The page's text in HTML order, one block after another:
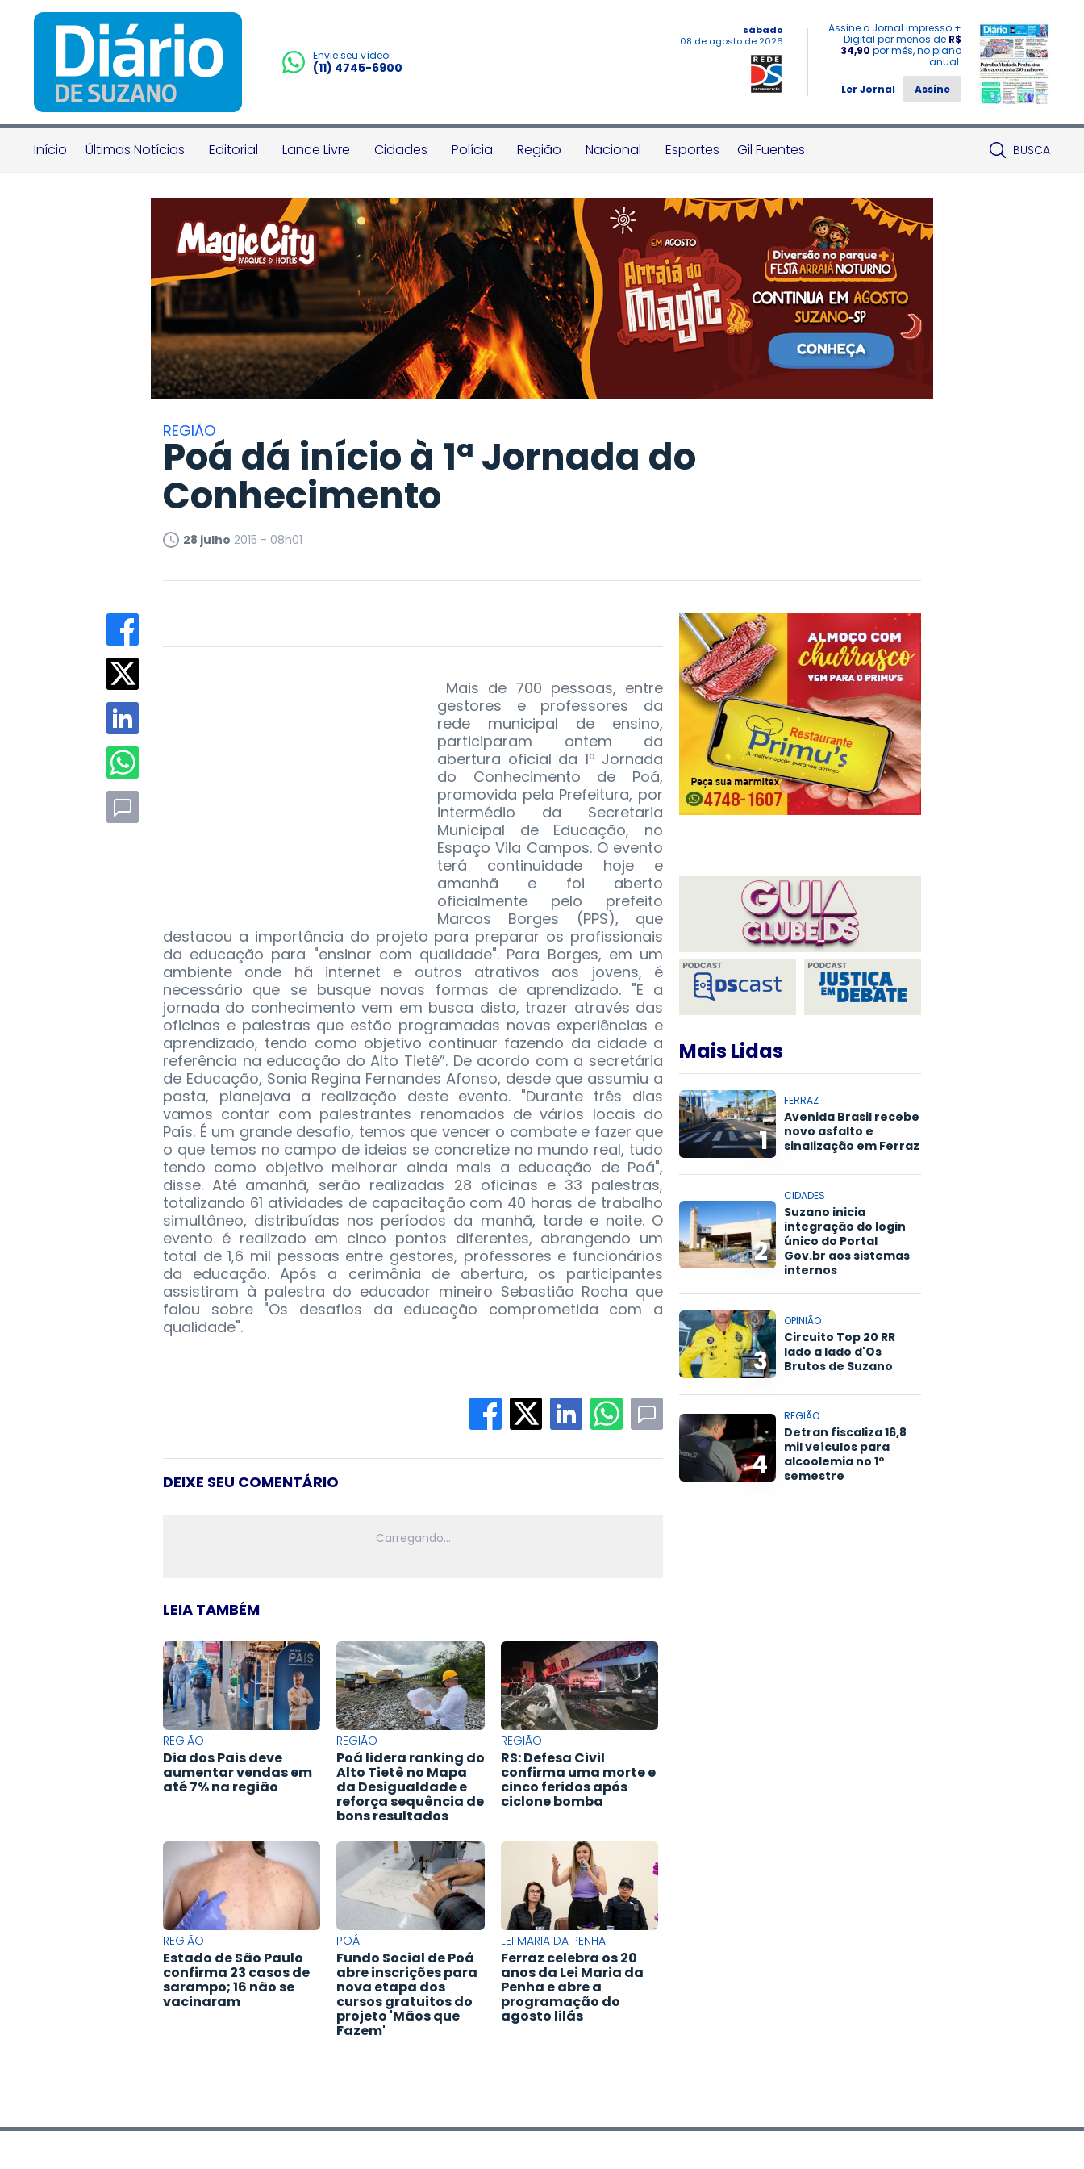
Envie seu vídeo
(11) 4745-6900
sábado
08 de agosto de 2026
Assine o Jornal impresso +
Digital por menos de R$
34,90 por mês, no plano
anual.
Ler Jornal
Assine
Início Últimas Notícias Editorial Lance Livre Cidades Polícia Região Nacional Esportes Gil Fuentes BUSCA
REGIÃO
Poá dá início à 1ª Jornada do
Conhecimento
28 julho 2015 - 08h01
Mais de 700 pessoas, entre
gestores e professores da
rede municipal de ensino,
participaram ontem da
abertura oficial da 1ª Jornada
do Conhecimento de Poá,
promovida pela Prefeitura, por
intermédio da Secretaria
Municipal de Educação, no
Espaço Vila Campos. O evento
terá continuidade hoje e
amanhã e foi aberto
oficialmente pelo prefeito
Marcos Borges (PPS), que
destacou a importância do projeto para preparar os profissionais
da educação para "ensinar com qualidade". Para Borges, em um
ambiente onde há internet e outros atrativos aos jovens, é
necessário que se busque novas formas de aprendizado. "E a
jornada do conhecimento vem em busca disto, trazer através das
oficinas e palestras que estão programadas novas experiências e
aprendizado, tendo como objetivo continuar fazendo da cidade a
referência na educação do Alto Tietê”. De acordo com a secretária
de Educação, Sonia Regina Fernandes Afonso, desde que assumiu a
pasta, planejava a realização deste evento. "Durante três dias
vamos contar com palestrantes renomados de vários locais do
País. É um grande desafio, temos que vencer o combate e fazer que
o que temos no campo de ideias se concretize no mundo real, tudo
tendo como objetivo melhorar ainda mais a educação de Poá",
disse. Até amanhã, serão realizadas 28 oficinas e 33 palestras,
totalizando 61 atividades de capacitação com 40 horas de trabalho
simultâneo, distribuídas nos períodos da manhã, tarde e noite. O
evento é realizado em cinco pontos diferentes, abrangendo um
total de 1,6 mil pessoas entre gestores, professores e funcionários
da educação. Após a cerimônia de abertura, os participantes
assistiram à palestra do educador mineiro Sebastião Rocha que
falou sobre "Os desafios da educação comprometida com a
qualidade".
DEIXE SEU COMENTÁRIO
LEIA TAMBÉM
REGIÃO
Dia dos Pais deve
aumentar vendas em
até 7% na região
REGIÃO
Poá lidera ranking do
Alto Tietê no Mapa
da Desigualdade e
reforça sequência de
bons resultados
REGIÃO
RS: Defesa Civil
confirma uma morte e
cinco feridos após
ciclone bomba
REGIÃO
Estado de São Paulo
confirma 23 casos de
sarampo; 16 não se
vacinaram
POÁ
Fundo Social de Poá
abre inscrições para
nova etapa dos
cursos gratuitos do
projeto 'Mãos que
Fazem'
LEI MARIA DA PENHA
Ferraz celebra os 20
anos da Lei Maria da
Penha e abre a
programação do
agosto lilás
Mais Lidas
1
FERRAZ
Avenida Brasil recebe
novo asfalto e
sinalização em Ferraz
2
CIDADES
Suzano inicia
integração do login
único do Portal
Gov.br aos sistemas
internos
3
OPINIÃO
Circuito Top 20 RR
lado a lado d'Os
Brutos de Suzano
4
REGIÃO
Detran fiscaliza 16,8
mil veículos para
alcoolemia no 1º
semestre